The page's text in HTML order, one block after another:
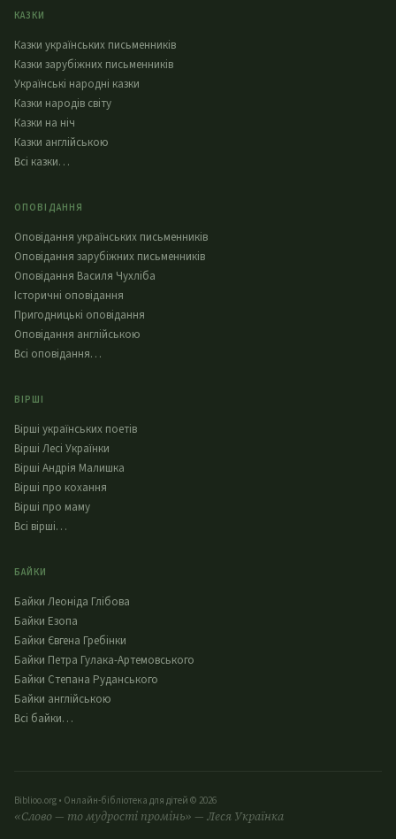
КАЗКИ
Казки українських письменників
Казки зарубіжних письменників
Українські народні казки
Казки народів світу
Казки на ніч
Казки англійською
Всі казки…
ОПОВІДАННЯ
Оповідання українських письменників
Оповідання зарубіжних письменників
Оповідання Василя Чухліба
Історичні оповідання
Пригодницькі оповідання
Оповідання англійською
Всі оповідання…
ВІРШІ
Вірші українських поетів
Вірші Лесі Українки
Вірші Андрія Малишка
Вірші про кохання
Вірші про маму
Всі вірші…
БАЙКИ
Байки Леоніда Глібова
Байки Езопа
Байки Євгена Гребінки
Байки Петра Гулака-Артемовського
Байки Степана Руданського
Байки англійською
Всі байки…
Biblioo.org • Онлайн-бібліотека для дітей © 2026
«Слово — то мудрості промінь» — Леся Українка